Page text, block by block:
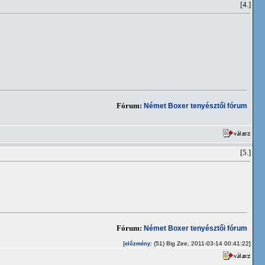
[4.]
Fórum: Német Boxer tenyésztői fórum
[5.]
Fórum: Német Boxer tenyésztői fórum
[előzmény: (51) Big Zee, 2011-03-14 00:41:22]